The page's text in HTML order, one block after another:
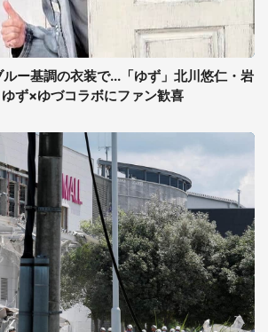
ー基調の衣装で...「ゆず」北川悠仁・岩
ず×ゆづコラボにファン歓喜